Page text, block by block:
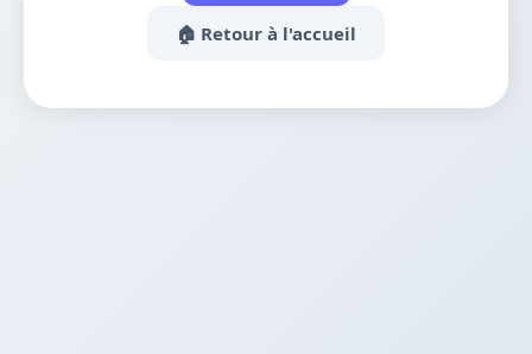
🏠 Retour à l'accueil